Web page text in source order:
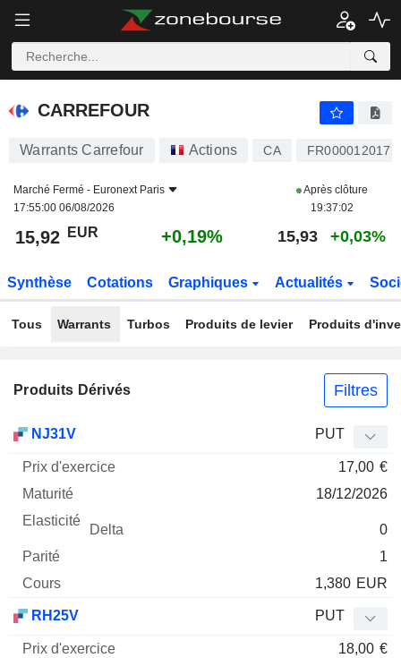
CARREFOUR
CARREFOUR
Warrants Carrefour Actions CA FR0000120172
Marché Fermé - Euronext Paris
17:55:00 06/08/2026
Après clôture
19:37:02
15,92 EUR +0,19% 15,93 +0,03%
Synthèse Cotations Graphiques Actualités
Tous Warrants Turbos Produits de levier Produits
Produits Dérivés Filtres
Mnemo Type
Parité
NJ31V PUT
17,00 €
18/12/2026
0
1
1,380 EUR
RH25V PUT
18,00 €